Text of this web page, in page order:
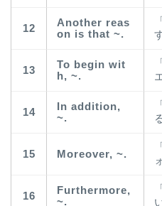
12
Another reas
on is that ~.
13
To begin wit
h, ~.
14
In addition,
~.
15 Moreover, ~.
16
Furthermore,
~.